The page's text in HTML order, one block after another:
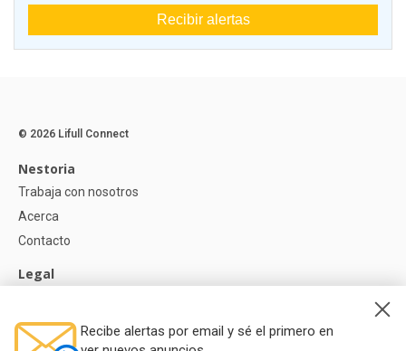
Recibir alertas
Recibe alertas por email y sé el primero en
© 2026 Lifull Connect
Nestoria
Trabaja con nosotros
Acerca
Contacto
Legal
Política de Privacidad
Política de Cookies